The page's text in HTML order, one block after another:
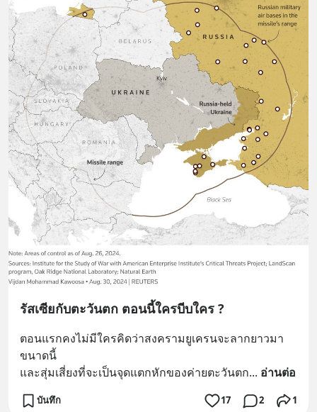
รัสเซียกับตะวันตก ตอนนี้ใครบีบใคร ?
ตอนแรกคงไม่มีใครคิดว่าสงครามยูเครนจะลากยาวมา
ขนาดนี้
และสุ่มเสี่ยงที่จะเป็นจุดแตกหักของค่ายตะวันตก... อ่านต่อ
บันทึก 17 2 1